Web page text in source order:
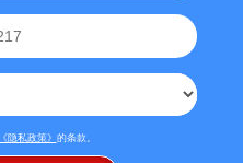
隐私政策》 的条款。